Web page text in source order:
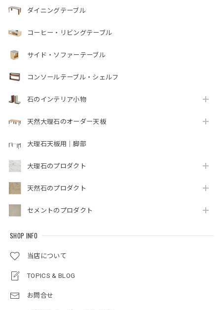
ダイニングテーブル
コーヒー・リビングテーブル
サイド・ソファーテーブル
コンソールテーブル・シェルフ
石のインテリア小物
天然大理石のオーダー天板
大理石天板用｜脚部
大理石のプロダクト
天然石のプロダクト
セメントのプロダクト
SHOP INFO
当店について
TOPICS & BLOG
お問合せ